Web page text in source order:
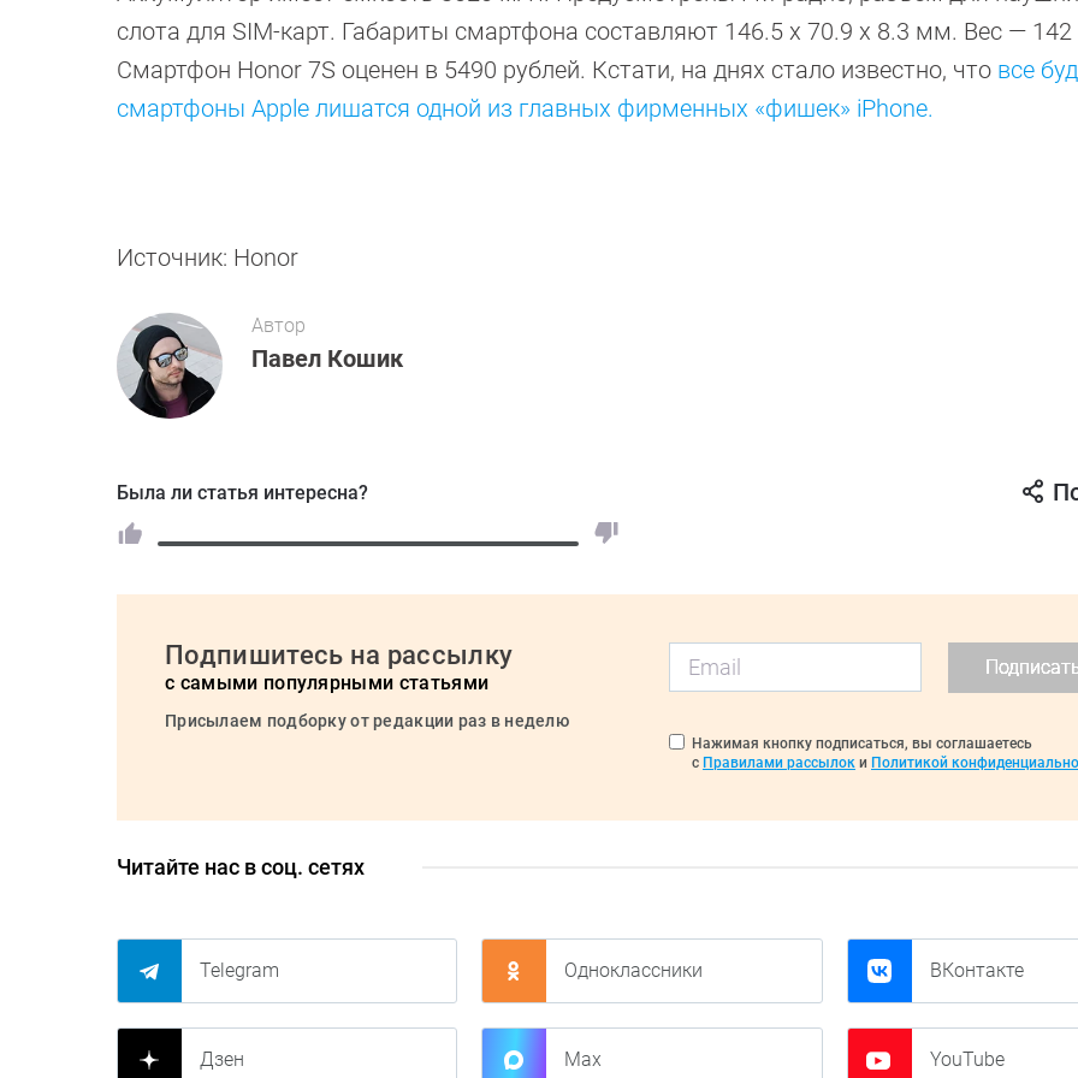
слота для SIM-карт. Габариты смартфона составляют 146.5 х 70.9 х 8.3 мм. Вес — 142
Смартфон Honor 7S оценен в 5490 рублей. Кстати, на днях стало известно, что все
смартфоны Apple лишатся одной из главных фирменных «фишек» iPhone.
Источник: Honor
Автор
Павел Кошик
Была ли статья интересна?
Подпишитесь на рассылку
с самыми популярными статьями
Присылаем подборку от редакции раз в неделю
Нажимая кнопку подписаться, вы соглашаетесь
с Правилами рассылок и Политикой
Читайте нас в соц. сетях
Telegram Одноклассники ВКонтакте
Дзен Max YouTube